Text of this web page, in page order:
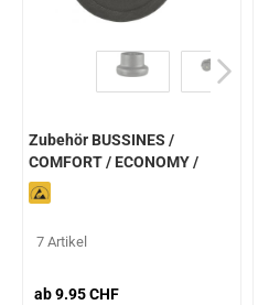
Zubehör BUSSINES /
COMFORT / ECONOMY /
ECONOMY PLUS /VINYL /
PU-CHAIR
7 Artikel
ab 9.95 CHF